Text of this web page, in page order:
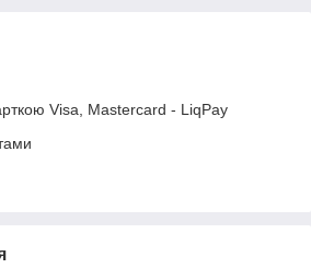
Visa, Mastercard - LiqPay